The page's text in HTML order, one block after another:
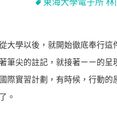
大學以後，就開始徹底奉行
筆尖的註記，就接著ㄧㄧ的
際實習計劃，有時候，行動
。